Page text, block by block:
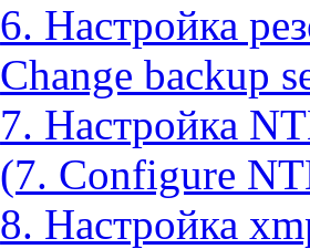
6. Настройка
Change backup
7. Настройка
(7. Configure
8. Настройка